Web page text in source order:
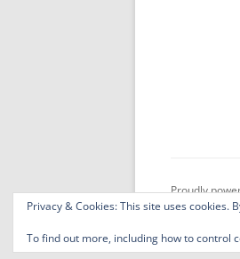
Proudly
Privacy & Cookies: This site uses cookies.
To find out more, including how to control